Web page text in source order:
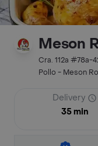
Meson
Cra. 112a #78a-
Pollo - Meson
Delivery
35 min